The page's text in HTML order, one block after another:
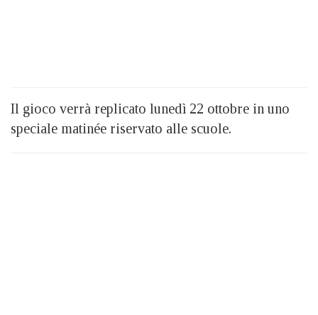
Il gioco verrà replicato lunedì 22 ottobre in uno
speciale matinée riservato alle scuole.